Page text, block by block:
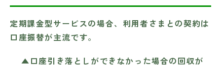
定期課金型サービスの場合、利用者さまとの契約は
口座振替が主流です。
▲口座引き落としができなかった場合の回収が